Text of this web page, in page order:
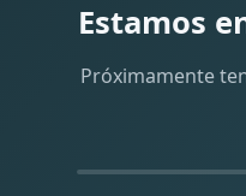
Estamos
Próximamente